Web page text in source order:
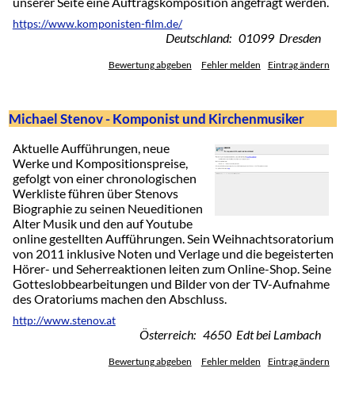
https://www.komponisten-film.de/
Deutschland: 01099 Dresden
Bewertung abgeben Fehler melden Eintrag ändern
Michael Stenov - Komponist und Kirchenmusiker
Aktuelle Aufführungen, neue
Werke und Kompositionspreise,
gefolgt von einer chronologischen
Werkliste führen über Stenovs
Biographie zu seinen Neueditionen
Alter Musik und den auf Youtube
online gestellten Aufführungen. Sein Weihnachtsoratorium
von 2011 inklusive Noten und Verlage und die begeisterten
Hörer- und Seherreaktionen leiten zum Online-Shop. Seine
Gotteslobbearbeitungen und Bilder von der TV-Aufnahme
des Oratoriums machen den Abschluss.
http://www.stenov.at
Österreich: 4650 Edt bei Lambach
Bewertung abgeben Fehler melden Eintrag ändern